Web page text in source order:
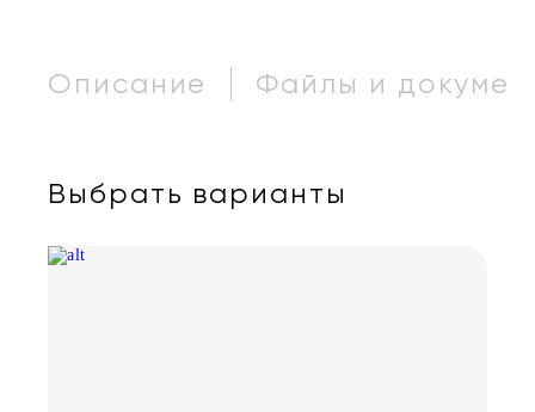
Описание Файлы и
Выбрать варианты